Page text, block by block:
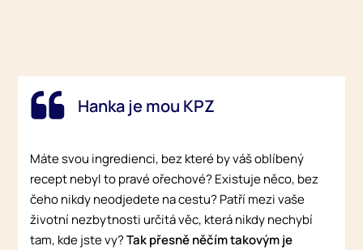
Hanka je mou KPZ
Máte svou ingredienci, bez které by váš oblíbený
recept nebyl to pravé ořechové? Existuje něco, bez
čeho nikdy neodjedete na cestu? Patří mezi vaše
životní nezbytnosti určitá věc, která nikdy nechybí
tam, kde jste vy?Tak přesně něčím takovým je